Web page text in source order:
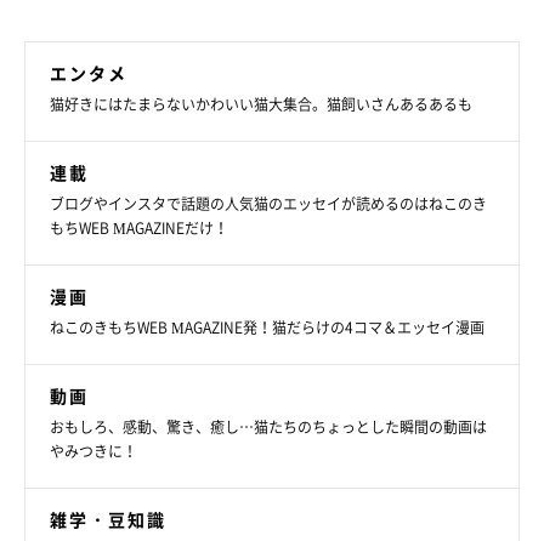
しらすくんは怖がりな一面も
エンタメ
猫好きにはたまらないかわいい猫大集合。猫飼いさんあるあるも
連載
ブログやインスタで話題の人気猫のエッセイが読めるのはねこのき
もちWEB MAGAZINEだけ！
漫画
ねこのきもちWEB MAGAZINE発！猫だらけの4コマ＆エッセイ漫画
動画
おもしろ、感動、驚き、癒し…猫たちのちょっとした瞬間の動画は
やみつきに！
雑学・豆知識